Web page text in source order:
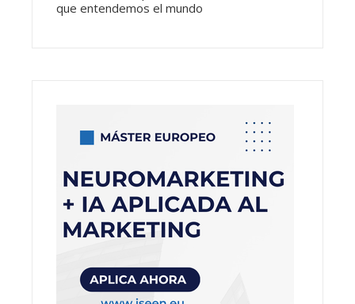
que entendemos el mundo